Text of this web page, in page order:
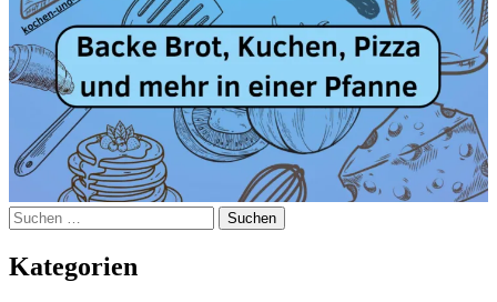
Suchen
nach:
Kategorien